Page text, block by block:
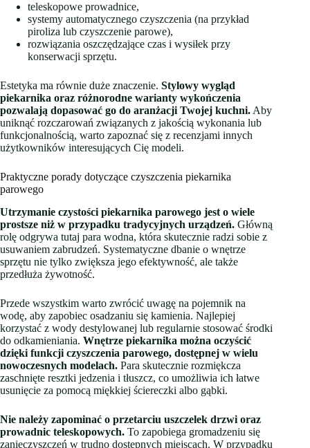
teleskopowe prowadnice,
systemy automatycznego czyszczenia (na przykład
piroliza lub czyszczenie parowe),
rozwiązania oszczędzające czas i wysiłek przy
konserwacji sprzętu.
Estetyka ma równie duże znaczenie. Stylowy wygląd
piekarnika oraz różnorodne warianty wykończenia
pozwalają dopasować go do aranżacji Twojej kuchni. Aby
uniknąć rozczarowań związanych z jakością wykonania lub
funkcjonalnością, warto zapoznać się z recenzjami innych
użytkowników interesujących Cię modeli.
Praktyczne porady dotyczące czyszczenia piekarnika
parowego
Utrzymanie czystości piekarnika parowego jest o wiele
prostsze niż w przypadku tradycyjnych urządzeń. Główną
rolę odgrywa tutaj para wodna, która skutecznie radzi sobie z
usuwaniem zabrudzeń. Systematyczne dbanie o wnętrze
sprzętu nie tylko zwiększa jego efektywność, ale także
przedłuża żywotność.
Przede wszystkim warto zwrócić uwagę na pojemnik na
wodę, aby zapobiec osadzaniu się kamienia. Najlepiej
korzystać z wody destylowanej lub regularnie stosować środki
do odkamieniania. Wnętrze piekarnika można oczyścić
dzięki funkcji czyszczenia parowego, dostępnej w wielu
nowoczesnych modelach. Para skutecznie rozmiękcza
zaschnięte resztki jedzenia i tłuszcz, co umożliwia ich łatwe
usunięcie za pomocą miękkiej ściereczki albo gąbki.
Nie należy zapominać o przetarciu uszczelek drzwi oraz
prowadnic teleskopowych. To zapobiega gromadzeniu się
zanieczyszczeń w trudno dostępnych miejscach. W przypadku